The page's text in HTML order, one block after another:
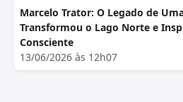
Marcelo Trator: O Legado de
Transformou o Lago Norte e
Consciente
13/06/2026 às 12h07